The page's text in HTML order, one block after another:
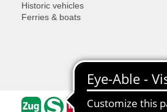
Historic vehicles
Ferries & boats